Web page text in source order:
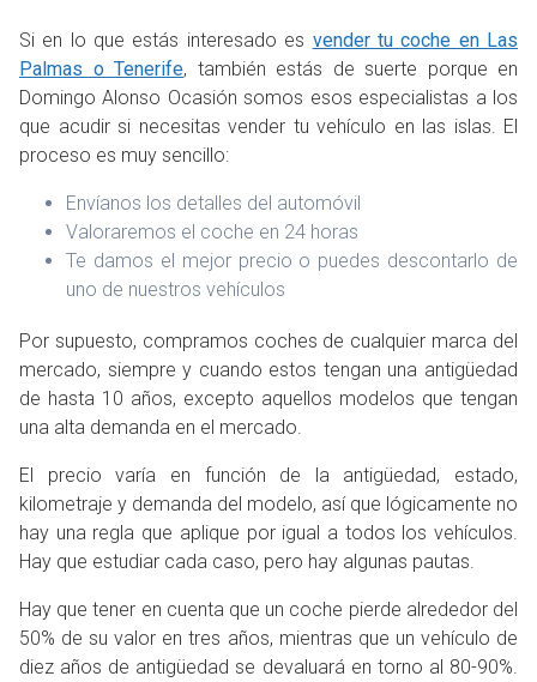
Si en lo que estás interesado es vender tu coche en Las
Palmas o Tenerife, también estás de suerte porque en
Domingo Alonso Ocasión somos esos especialistas a los
que acudir si necesitas vender tu vehículo en las islas. El
proceso es muy sencillo:
Envíanos los detalles del automóvil
Valoraremos el coche en 24 horas
Te damos el mejor precio o puedes descontarlo de
uno de nuestros vehículos
Por supuesto, compramos coches de cualquier marca del
mercado, siempre y cuando estos tengan una antigüedad
de hasta 10 años, excepto aquellos modelos que tengan
una alta demanda en el mercado.
El precio varía en función de la antigüedad, estado,
kilometraje y demanda del modelo, así que lógicamente no
hay una regla que aplique por igual a todos los vehículos.
Hay que estudiar cada caso, pero hay algunas pautas.
Hay que tener en cuenta que un coche pierde alrededor del
50% de su valor en tres años, mientras que un vehículo de
diez años de antigüedad se devaluará en torno al 80-90%.